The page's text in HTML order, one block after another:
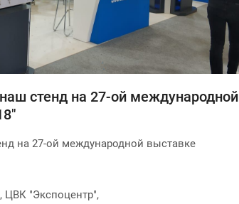
стенд на 27-ой международной
на 27-ой международной выставке
ЦВК "Экспоцентр",